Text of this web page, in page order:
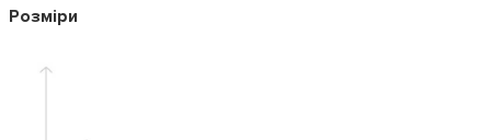
Розміри